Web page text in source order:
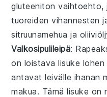
gluteeniton vaihtoehto,
tuoreiden vihannesten
sitruunamehua ja
Valkosipulileipä:
on loistava lisuke lohen
antavat leivälle ihanan
makua. Tämä lisuke on